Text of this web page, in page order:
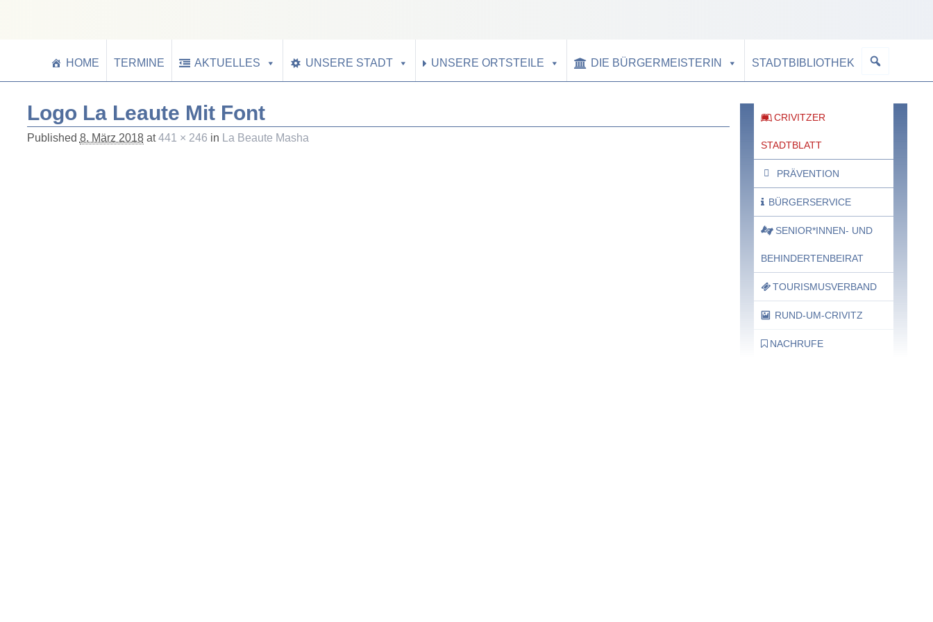
HOME TERMINE AKTUELLES UNSERE STADT UNSERE ORTSTEILE DIE BÜRGERMEISTERIN STADTBIBLIOTHEK
Logo La Leaute Mit Font
Published 8. März 2018at441 × 246 in La Beaute Masha
CRIVITZER
STADTBLATT
PRÄVENTION
BÜRGERSERVICE
SENIOR*INNEN- UND
BEHINDERTENBEIRAT
TOURISMUSVERBAND
RUND-UM-CRIVITZ
NACHRUFE